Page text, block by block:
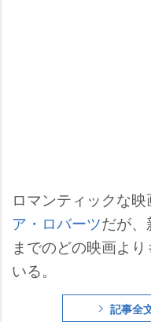
ロマンティックな
ア・ロバーツだが
までのどの映画よ
いる。
記事全